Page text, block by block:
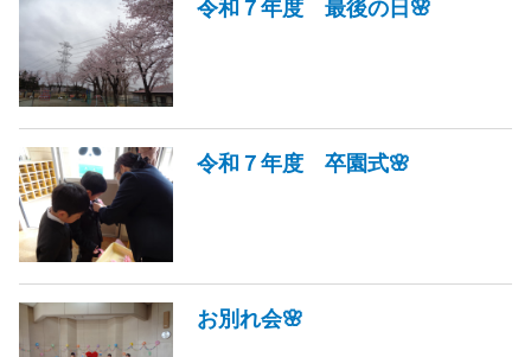
令和７年度 最後の日🌸
令和７年度 卒園式🌸
お別れ会🌸